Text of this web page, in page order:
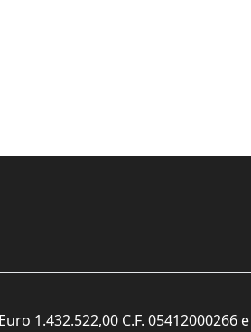
1.432.522,00 C.F. 05412000266 e